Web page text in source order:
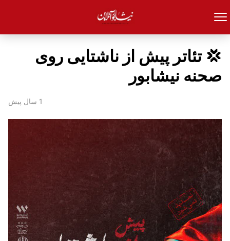
💢 تئاتر پیش از ناشتایی روی
صحنه نیشابور
1 سال پیش